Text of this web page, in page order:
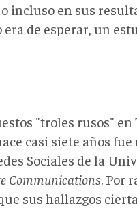
incluso en sus
de esperar, un
"troles rusos"
casi siete años
Sociales de la
Communications. Por
sus hallazgos